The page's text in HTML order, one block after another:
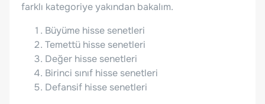
farklı kategoriye yakından bakalım.
Büyüme hisse senetleri
Temettü hisse senetleri
Değer hisse senetleri
Birinci sınıf hisse senetleri
Defansif hisse senetleri